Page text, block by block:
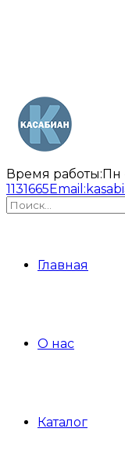
Время работы:Пн
1131665Email:
Главная
О нас
Каталог